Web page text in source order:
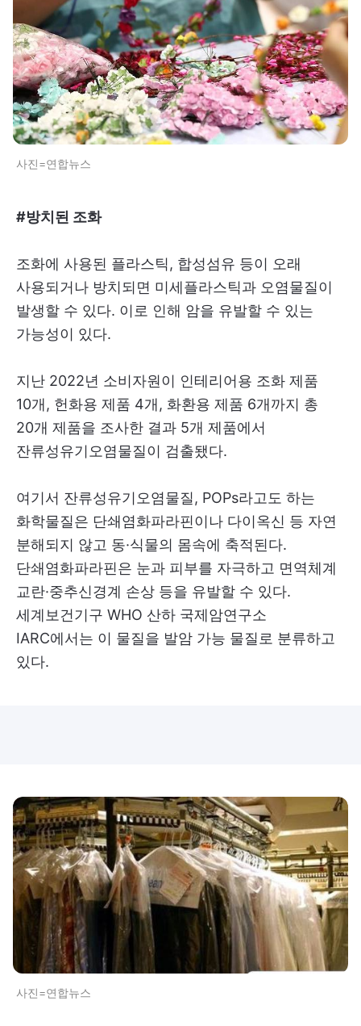
사진=연합뉴스
#방치된 조화
조화에 사용된 플라스틱, 합성섬유 등이 오래
사용되거나 방치되면 미세플라스틱과 오염물질이
발생할 수 있다. 이로 인해 암을 유발할 수 있는
가능성이 있다.
지난 2022년 소비자원이 인테리어용 조화 제품
10개, 헌화용 제품 4개, 화환용 제품 6개까지 총
20개 제품을 조사한 결과 5개 제품에서
잔류성유기오염물질이 검출됐다.
여기서 잔류성유기오염물질, POPs라고도 하는
화학물질은 단쇄염화파라핀이나 다이옥신 등 자연
분해되지 않고 동·식물의 몸속에 축적된다.
단쇄염화파라핀은 눈과 피부를 자극하고 면역체계
교란·중추신경계 손상 등을 유발할 수 있다.
세계보건기구 WHO 산하 국제암연구소
IARC에서는 이 물질을 발암 가능 물질로 분류하고
있다.
사진=연합뉴스